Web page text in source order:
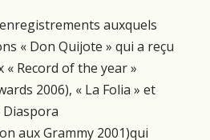
auxquels
« Don Quijote » qui a reçu
« Record of the year »
2006), « La Folia » et
Diaspora
aux Grammy 2001)qui